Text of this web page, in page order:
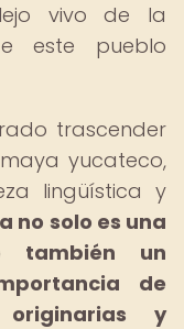
vivo de la
este pueblo
trascender
yucateco,
lingüística y
no solo es una
también un
de
y